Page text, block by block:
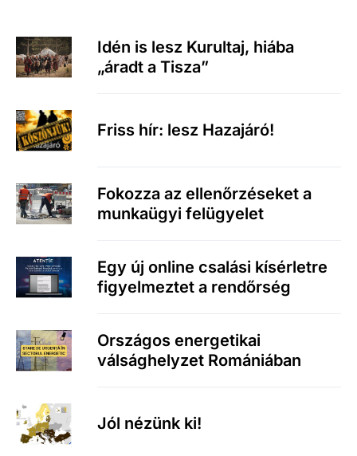
Idén is lesz Kurultaj, hiába
„áradt a Tisza”
Friss hír: lesz Hazajáró!
Fokozza az ellenőrzéseket a
munkaügyi felügyelet
Egy új online csalási kísérletre
figyelmeztet a rendőrség
Országos energetikai
válsághelyzet Romániában
Jól nézünk ki!